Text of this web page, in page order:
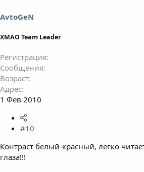
AvtoGeN
ХМАО Team Leader
Регистрация
Сообщения
Возраст
Адрес
1 Фев 2010
#10
Контраст белый-красный, легко
глаза!!!